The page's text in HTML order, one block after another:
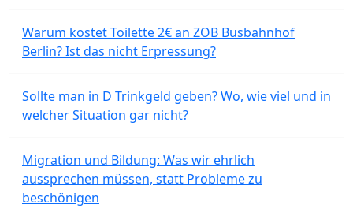
Warum kostet Toilette 2€ an ZOB Busbahnhof
Berlin? Ist das nicht Erpressung?
Sollte man in D Trinkgeld geben? Wo, wie viel und in
welcher Situation gar nicht?
Migration und Bildung: Was wir ehrlich
aussprechen müssen, statt Probleme zu
beschönigen